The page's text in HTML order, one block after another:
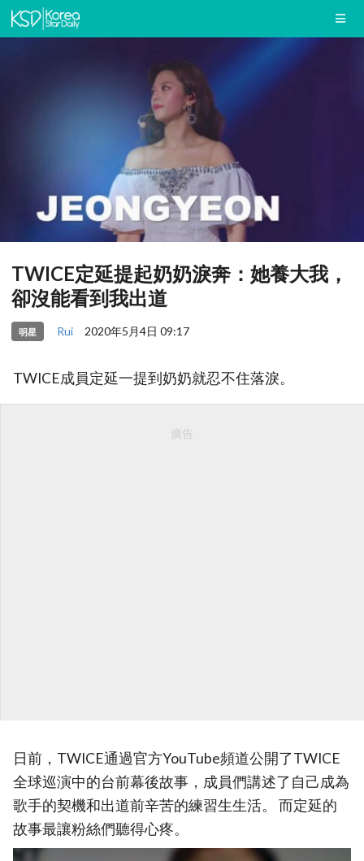
TWICE定延提起奶奶淚奔：她養大我，
卻沒能看到我出道
明星 Rui 2020年5月4日 09:17
TWICE成員定延一提到奶奶就忍不住落淚。
廣告
日前，TWICE通過官方YouTube頻道公開了TWICE
全球巡演中的台前幕後故事，成員們講述了自己成為
歌手的契機和出道前辛苦的練習生生活。 而定延的
故事最讓粉絲們聽得心疼。